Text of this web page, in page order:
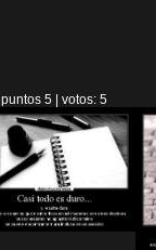
puntos 5 | votos: 5